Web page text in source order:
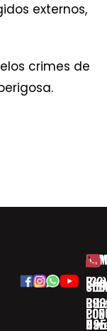
externos,
crimes de
(32)